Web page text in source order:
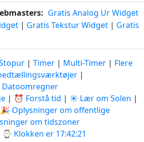
Gratis Analog Ur Widget
| Gratis Tekstur Widget | Gratis
| Timer | Multi-Timer | Flere
|
Datoomregner
| ⏰ Forstå tid | ☀️ Lær om Solen |
🎉 Oplysninger om offentlige
om tidszoner
⌚ Klokken er 17:42:22